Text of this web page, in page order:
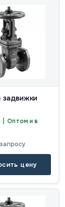
задвижки
| Оптом и в
цену